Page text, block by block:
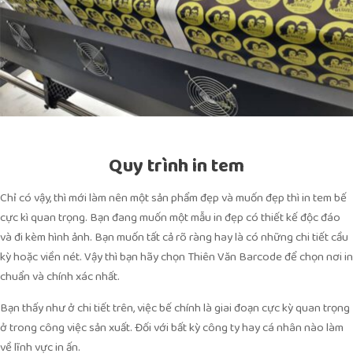
Quy trình in tem
Chỉ có vậy, thì mới làm nên một sản phẩm đẹp và muốn đẹp thì in tem bế
cực kì quan trọng. Bạn đang muốn một mẫu in đẹp có thiết kế độc đáo
và đi kèm hình ảnh. Bạn muốn tất cả rõ ràng hay là có những chi tiết cầu
kỳ hoặc viền nét. Vậy thì bạn hãy chọn Thiên Văn Barcode để chọn nơi in
chuẩn và chính xác nhất.
Bạn thấy như ở chi tiết trên, việc bế chính là giai đoạn cực kỳ quan trọng
ở trong công việc sản xuất. Đối với bất kỳ công ty hay cá nhân nào làm
về lĩnh vực in ấn.